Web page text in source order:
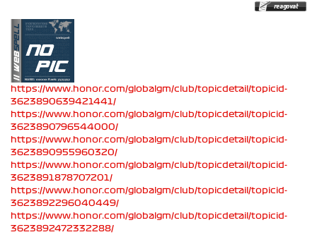
https://www.honor.com/globalgm/club/topicdetail/topicid-
3623890639421441/
https://www.honor.com/globalgm/club/topicdetail/topicid-
3623890796544000/
https://www.honor.com/globalgm/club/topicdetail/topicid-
3623890955960320/
https://www.honor.com/globalgm/club/topicdetail/topicid-
3623891878707201/
https://www.honor.com/globalgm/club/topicdetail/topicid-
3623892296040449/
https://www.honor.com/globalgm/club/topicdetail/topicid-
3623892472332288/